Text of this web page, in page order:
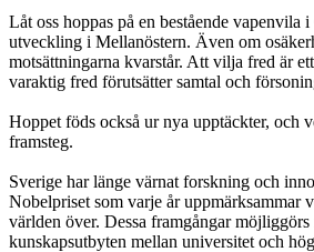
Låt oss hoppas på en bestående vapenvila
utveckling i Mellanöstern. Även om
motsättningarna kvarstår. Att vilja fred är
varaktig fred förutsätter samtal och
Hoppet föds också ur nya upptäckter, och
framsteg.
Sverige har länge värnat forskning och
Nobelpriset som varje år uppmärksammar
världen över. Dessa framgångar
kunskapsutbyten mellan universitet och